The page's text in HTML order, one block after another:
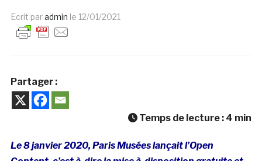
Ecrit paradmin le 12/01/2021
Partager :
Temps de lecture : 4 min
Le 8 janvier 2020, Paris Musées lançait l’Open